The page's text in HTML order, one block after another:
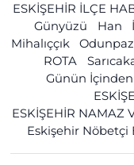
ESKİŞEHİR İLÇE
Günyüzü
Han
Mihalıççık
ROTA
Günün İçinden
ESKİŞEHİR NAMAZ
Eskişehir Nöbetçi